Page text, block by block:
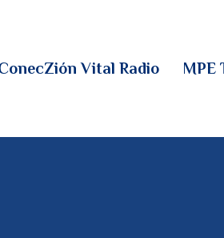
Vital Radio MPE
VITAL